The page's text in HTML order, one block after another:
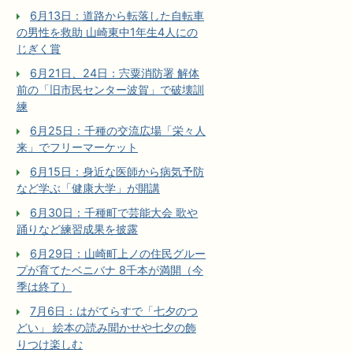
6月13日：道路から転落した自転車
の男性を救助 山崎東中1年生4人にの
じぎく賞
6月21日、24日：宍粟消防署 解体
前の「旧市民センター波賀」で破壊訓
練
6月25日：千種の交流広場「栄々人
来」でフリーマーケット
6月15日：身近な医師から病気予防
など学ぶ「健康大学」が開講
6月30日：千種町で芸能大会 歌や
踊りなど練習成果を披露
6月29日：山崎町上ノの住民グルー
プが育てたベニバナ 8千本が満開（今
季は終了）
7月6日：はがてらすで「七夕のつ
どい」 絵本の読み聞かせや七夕の飾
りつけ楽しむ